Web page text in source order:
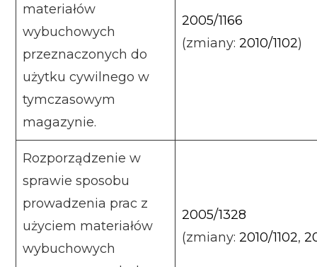
materiałów
wybuchowych
przeznaczonych do
użytku cywilnego w
tymczasowym
magazynie.
2005/1166
(zmiany:2010/1102)
Rozporządzenie w
sprawie sposobu
prowadzenia prac z
użyciem materiałów
wybuchowych
2005/1328
(zmiany:2010/1102,